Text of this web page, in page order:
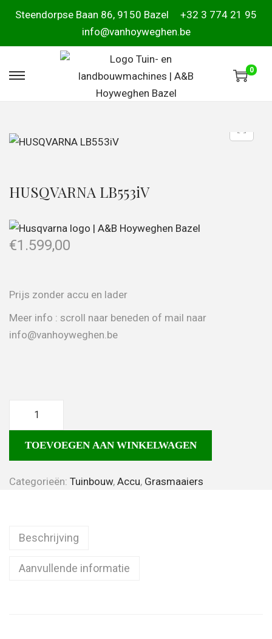
Steendorpse Baan 86, 9150 Bazel
+32 3 774 21 95
info@vanhoyweghen.be
0
HUSQVARNA LB553iV
€1.599,00
Prijs zonder accu en lader
Meer info : scroll naar beneden of mail naar
info@vanhoyweghen.be
TOEVOEGEN AAN WINKELWAGEN
Categorieën: Tuinbouw, Accu, Grasmaaiers
Beschrijving
Aanvullende informatie